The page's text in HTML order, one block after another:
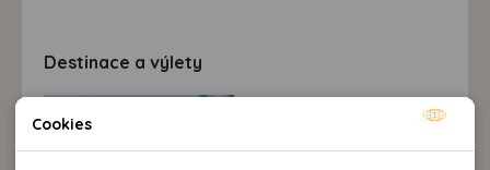
Destinace a výlety
Cookies